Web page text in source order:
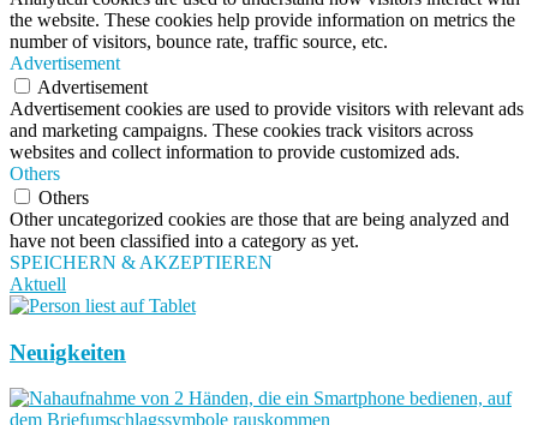
the website. These cookies help provide information on metrics the
number of visitors, bounce rate, traffic source, etc.
Advertisement
Advertisement
Advertisement cookies are used to provide visitors with relevant ads
and marketing campaigns. These cookies track visitors across
websites and collect information to provide customized ads.
Others
Others
Other uncategorized cookies are those that are being analyzed and
have not been classified into a category as yet.
SPEICHERN & AKZEPTIEREN
Aktuell
Neuigkeiten